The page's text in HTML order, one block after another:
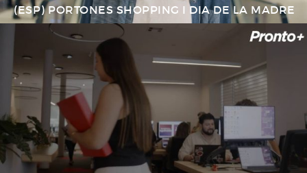
(ESP) PORTONES SHOPPING I DIA DE LA MADRE